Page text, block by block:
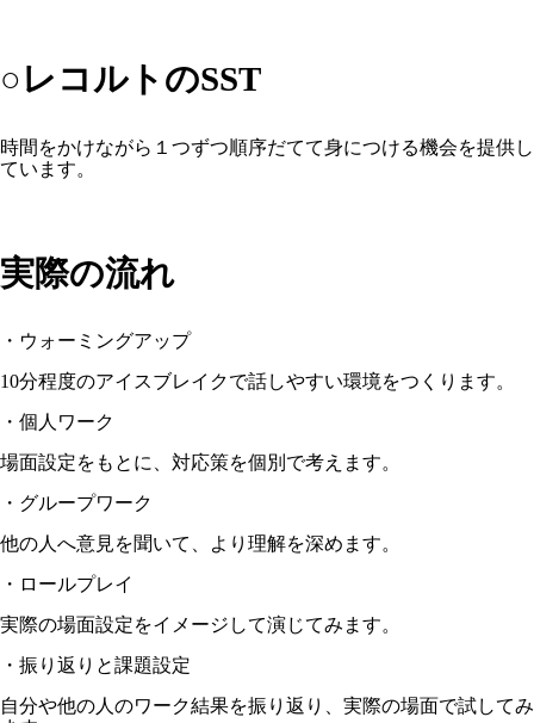
○レコルトのSST
時間をかけながら１つずつ順序だてて身につける機会を提供し
ています。
実際の流れ
・ウォーミングアップ
10分程度のアイスブレイクで話しやすい環境をつくります。
・個人ワーク
場面設定をもとに、対応策を個別で考えます。
・グループワーク
他の人へ意見を聞いて、より理解を深めます。
・ロールプレイ
実際の場面設定をイメージして演じてみます。
・振り返りと課題設定
自分や他の人のワーク結果を振り返り、実際の場面で試してみ